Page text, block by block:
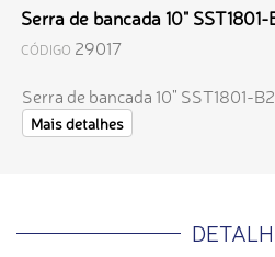
Serra de bancada 10"
CÓDIGO 29017
Serra de bancada 10" SST1801-
Mais detalhes